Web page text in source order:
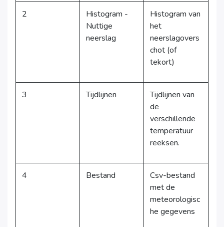
2
Histogram -
Nuttige
neerslag
Histogram van
het
neerslagovers
chot (of
tekort)
3 Tijdlijnen
Tijdlijnen van
de
verschillende
temperatuur
reeksen.
4 Bestand
Csv-bestand
met de
meteorologisc
he gegevens